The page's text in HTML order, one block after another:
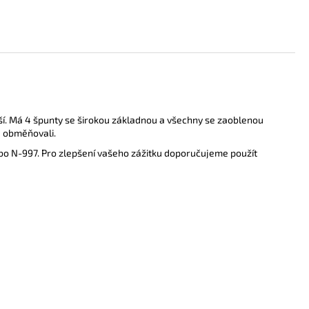
Má 4 špunty se širokou základnou a všechny se zaoblenou
obměňovali.
N-997. Pro zlepšení vašeho zážitku doporučujeme použít